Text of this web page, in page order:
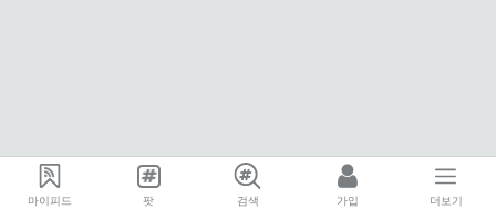
마이피드 팟 검색 가입 더보기